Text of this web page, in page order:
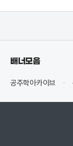
배너모음
공주학아카이브